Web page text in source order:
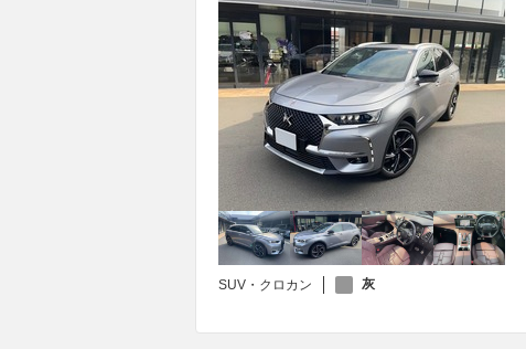
SUV・クロカン 灰